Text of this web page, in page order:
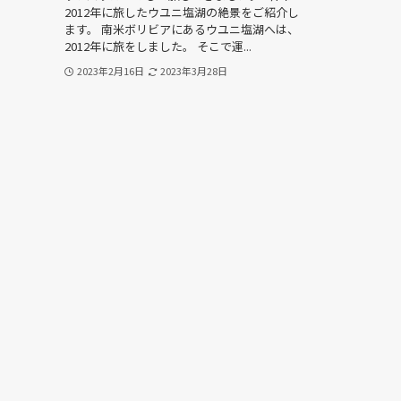
2012年に旅したウユニ塩湖の絶景をご紹介し
ます。 南米ボリビアにあるウユニ塩湖へは、
2012年に旅をしました。 そこで運...
2023年2月16日 2023年3月28日